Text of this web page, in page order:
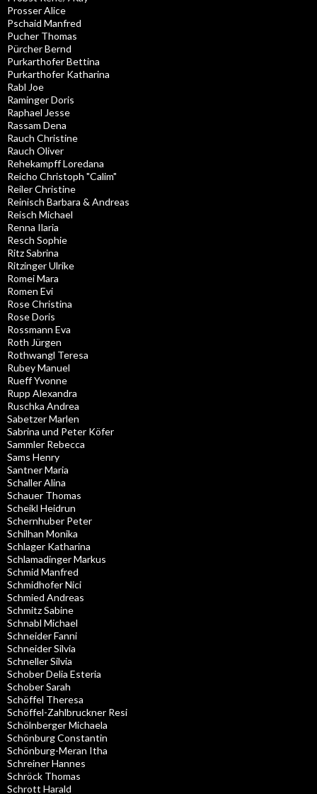
Prosser Alice
Pschaid Manfred
Pucher Thomas
Pürcher Bernd
Purkarthofer Bettina
Purkarthofer Katharina
Rabl Joe
Raminger Doris
Raphael Jesse
Rassam Dena
Rauch Christine
Rauch Oliver
Rehekampff Loredana
Reicho Christoph "Calim"
Reiler Christine
Reinisch Barbara & Andreas
Reisch Michael
Renna Ilaria
Resch Sophie
Ritz Sabrina
Ritzinger Ulrike
Romei Mara
Romen Evi
Rose Christina
Rose Doris
Rossmann Eva
Roth Jürgen
Rothwangl Teresa
Rubey Manuel
Rueff Yvonne
Rupp Alexandra
Ruschka Andrea
Sabetzer Marlen
Sabrina und Peter Köfer
Sammler Rebecca
Sams Henry
Santner Maria
Schaller Alina
Schauer Thomas
Scheikl Heidrun
Schernhuber Peter
Schilhan Monika
Schlager Katharina
Schlamadinger Markus
Schmid Manfred
Schmidhofer Nici
Schmied Andreas
Schmitz Sabine
Schnabl Michael
Schneider Fanni
Schneider Silvia
Schneller Silvia
Schober Delia Esteria
Schober Sarah
Schöffel Theresa
Schöffel-Zahlbruckner Resi
Schölnberger Michaela
Schönburg Constantin
Schönburg-Meran Itha
Schreiner Hannes
Schröck Thomas
Schrott Harald